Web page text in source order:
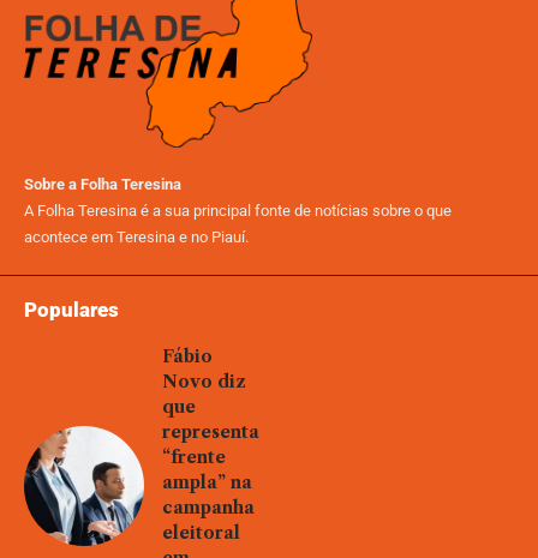
Sobre a Folha Teresina
A Folha Teresina é a sua principal fonte de notícias sobre o que
acontece em Teresina e no Piauí.
Populares
Fábio
Novo diz
que
representa
“frente
ampla” na
campanha
eleitoral